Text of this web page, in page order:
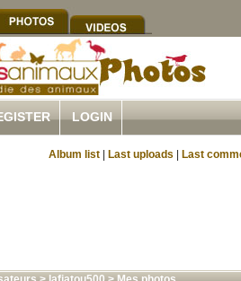
LOGIN
Album list Last uploads Last